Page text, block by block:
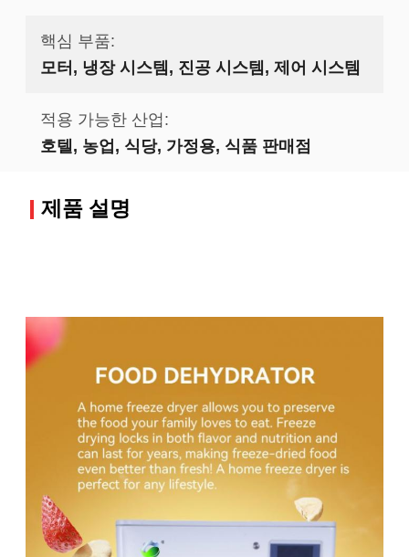
핵심 부품:
모터, 냉장 시스템, 진공 시스템, 제어 시스템
적용 가능한 산업:
호텔, 농업, 식당, 가정용, 식품 판매점
제품 설명